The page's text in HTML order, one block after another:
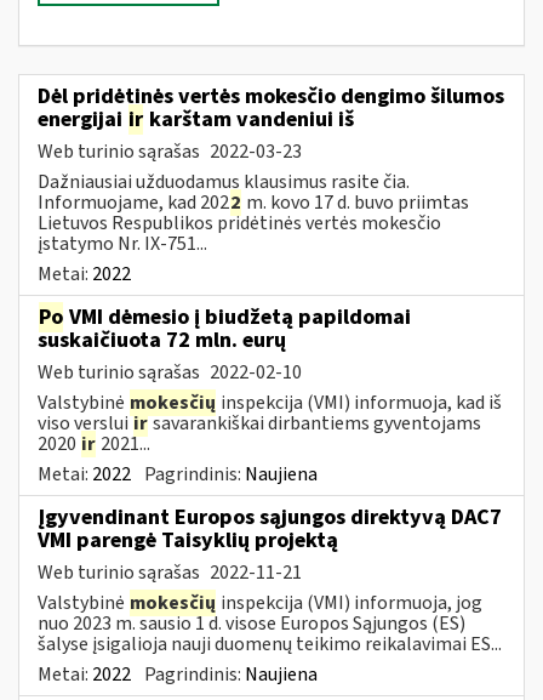
Dėl pridėtinės vertės mokesčio dengimo šilumos
energijai ir karštam vandeniui iš
Web turinio sąrašas 2022-03-23
Dažniausiai užduodamus klausimus rasite čia.
Informuojame, kad 2022 m. kovo 17 d. buvo priimtas
Lietuvos Respublikos pridėtinės vertės mokesčio
įstatymo Nr. IX-751...
Metai: 2022
Po VMI dėmesio į biudžetą papildomai
suskaičiuota 72 mln. eurų
Web turinio sąrašas 2022-02-10
Valstybinė mokesčių inspekcija (VMI) informuoja, kad iš
viso versluiirsavarankiškai dirbantiems gyventojams
2020 ir 2021...
Metai: 2022 Pagrindinis: Naujiena
Įgyvendinant Europos sąjungos direktyvą DAC7
VMI parengė Taisyklių projektą
Web turinio sąrašas 2022-11-21
Valstybinė mokesčių inspekcija (VMI) informuoja, jog
nuo 2023 m. sausio 1 d. visose Europos Sąjungos (ES)
šalyse įsigalioja nauji duomenų teikimo reikalavimai ES...
Metai: 2022 Pagrindinis: Naujiena